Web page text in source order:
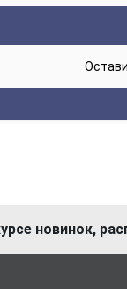
новинок,